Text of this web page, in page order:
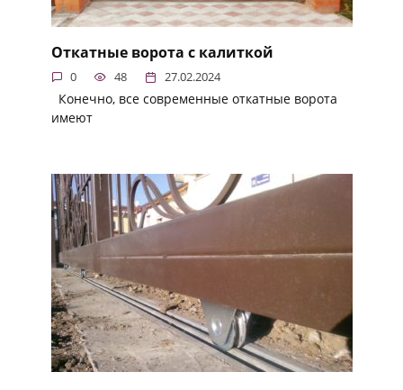
Откатные ворота с калиткой
0 48 27.02.2024
Конечно, все современные откатные ворота
имеют